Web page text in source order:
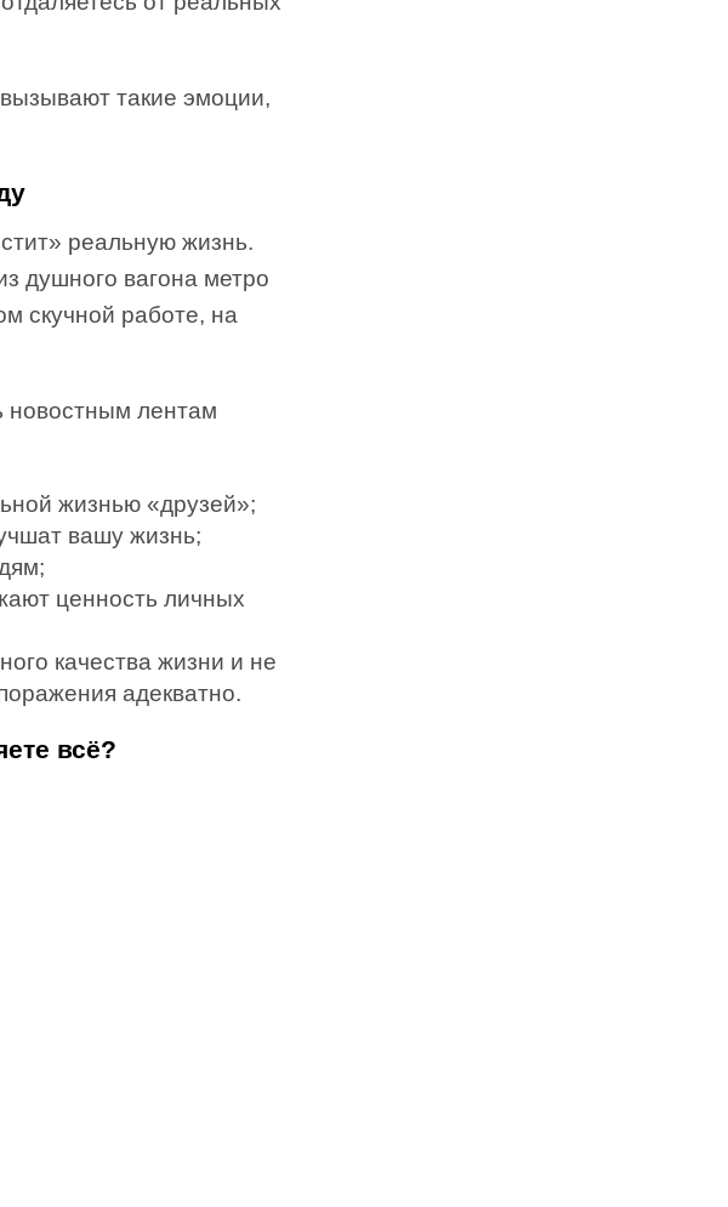
такие эмоции,
реальную жизнь.
душного вагона метро
скучной работе, на
новостным лентам
жизнью «друзей»;
вашу жизнь;
ценность личных
качества жизни и не
адекватно.
всё?